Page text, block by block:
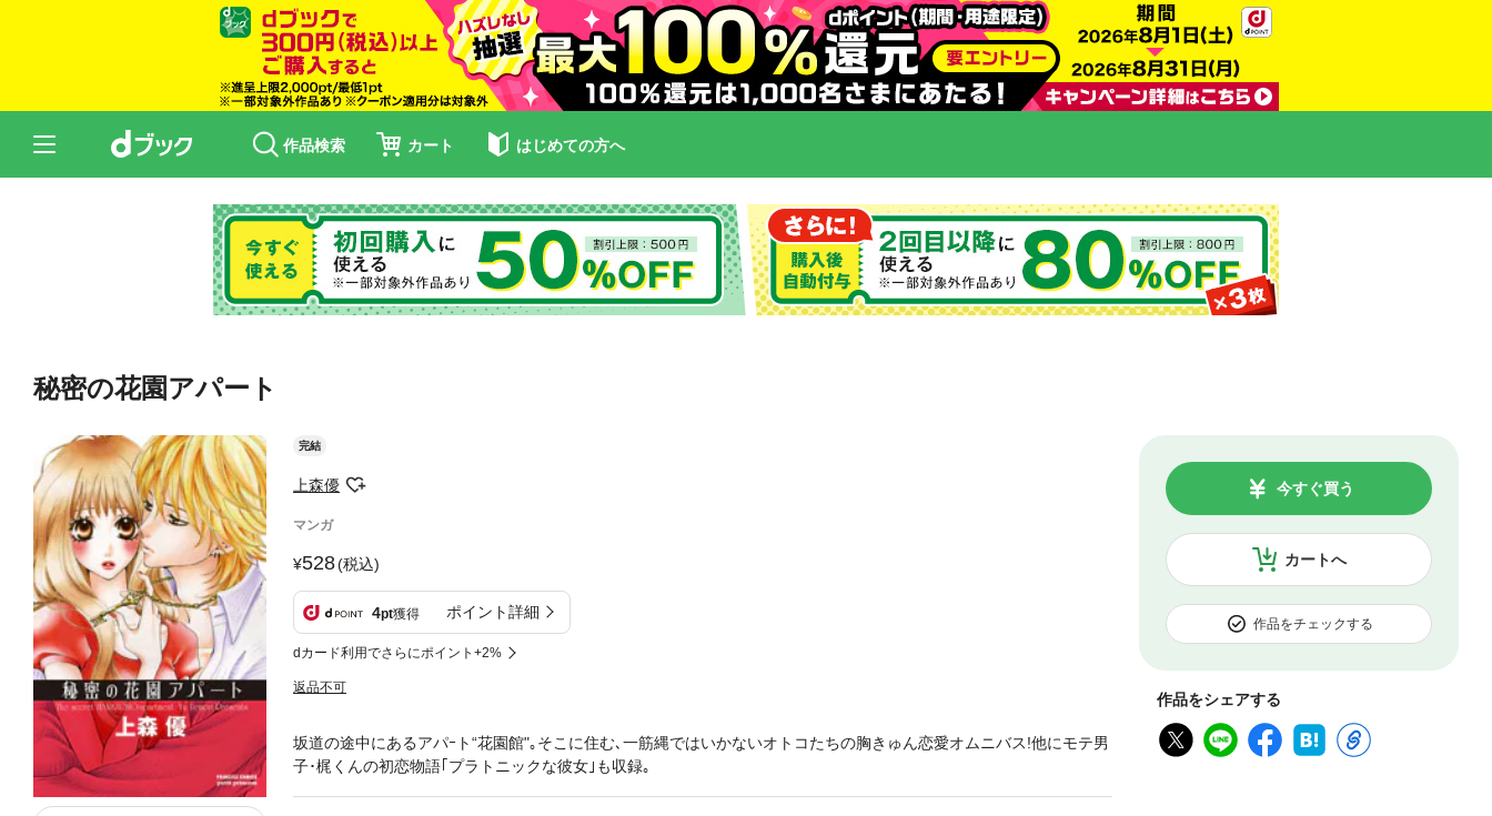
作品検索 カート はじめての方へ
秘密の花園アパート
完結
上森優
マンガ
528(税込)
4pt獲得 ポイント詳細
dカード利用でさらにポイント+2%
返品不可
カートへ
今すぐ買う
作品をチェックする
作品をシェアする
坂道の途中にあるアパｰト“花園館"｡そこに住む､一筋縄ではいかないオトコたちの胸きゅん恋愛オムニバス!他にモテ男
子･梶くんの初恋物語｢プラトニックな彼女｣も収録｡